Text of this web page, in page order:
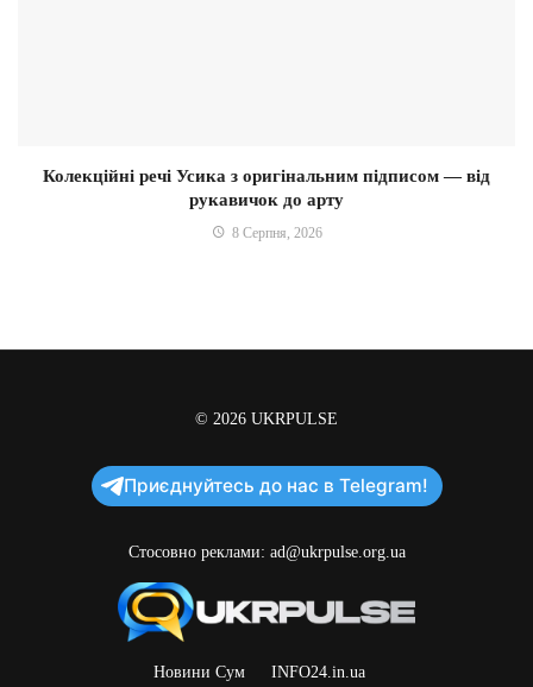
Колекційні речі Усика з оригінальним підписом — від
рукавичок до арту
8 Серпня, 2026
© 2026 UKRPULSE
Приєднуйтесь до нас в Telegram!
Стосовно реклами: ad@ukrpulse.org.ua
Новини Сум INFO24.in.ua